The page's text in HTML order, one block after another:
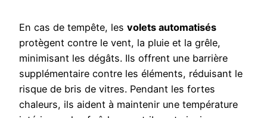
En cas de tempête, les volets automatisés
protègent contre le vent, la pluie et la grêle,
minimisant les dégâts. Ils offrent une barrière
supplémentaire contre les éléments, réduisant le
risque de bris de vitres. Pendant les fortes
chaleurs, ils aident à maintenir une température